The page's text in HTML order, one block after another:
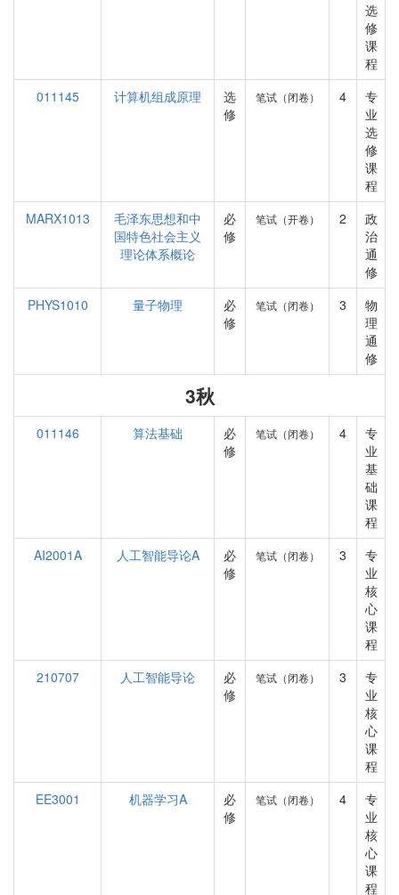
选
修
课
程
011145
计算机组成原理
选
修
笔试（闭卷） 4
专
业
选
修
课
程
MARX1013
毛泽东思想和中
国特色社会主义
理论体系概论
必
修
笔试（开卷） 2
政
治
通
修
PHYS1010
量子物理
必
修
笔试（闭卷） 3
物
理
通
修
3秋
011146 算法基础
必
修
笔试（闭卷） 4
专
业
基
础
课
程
AI2001A
人工智能导论A
必
修
笔试（闭卷） 3
专
业
核
心
课
程
210707
人工智能导论
必
修
笔试（闭卷） 3
专
业
核
心
课
程
EE3001
机器学习A
必
修
笔试（闭卷） 4
专
业
核
心
课
程